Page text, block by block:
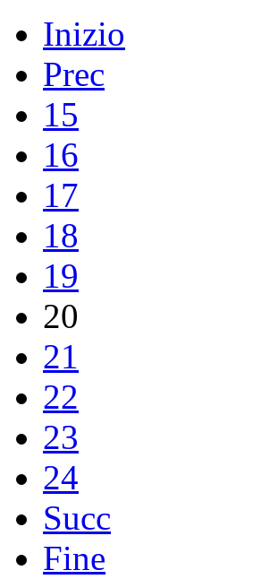
Inizio
Prec
15
16
17
18
19
20
21
22
23
24
Succ
Fine